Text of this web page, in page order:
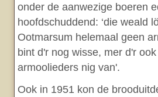
onder de aanwezige boeren
hoofdschuddend: ‘die weald
Ootmarsum helemaal geen
bint d'r nog wisse, mer d'r
armoolieders nig van'.
Ook in 1951 kon de